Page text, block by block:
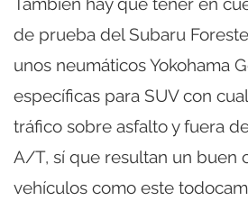
de prueba del Subaru
unos neumáticos Yokohama
específicas para SUV con
tráfico sobre asfalto y fuera
A/T, sí que resultan un buen
vehículos como este